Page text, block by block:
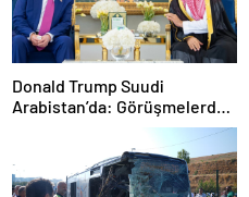
Donald Trump Suudi
Arabistan’da: Görüşmelerde